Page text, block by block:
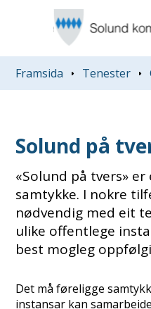
Du er her:
Framsida Tenester
Solund på
«Solund på tvers»
samtykke. I nokre
nødvendig med eit
ulike offentlege
best mogleg
Det må føreligge
instansar kan